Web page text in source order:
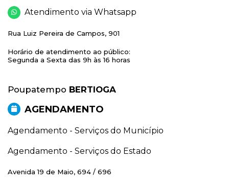
Atendimento via Whatsapp
Rua Luiz Pereira de Campos, 901
Horário de atendimento ao público:
Segunda a Sexta das 9h às 16 horas
Poupatempo BERTIOGA
AGENDAMENTO
Agendamento - Serviços do Município
Agendamento - Serviços do Estado
Avenida 19 de Maio, 694 / 696